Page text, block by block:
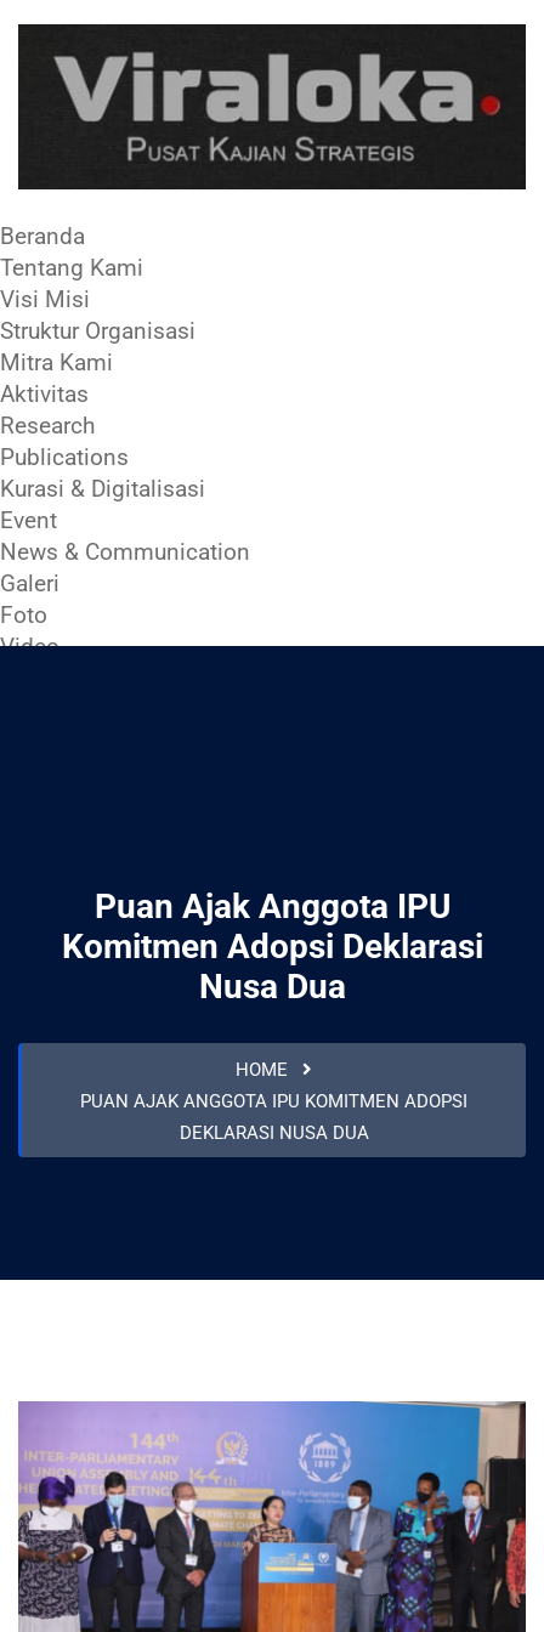
Beranda
Tentang Kami
Visi Misi
Struktur Organisasi
Mitra Kami
Aktivitas
Research
Publications
Kurasi & Digitalisasi
Event
News & Communication
Galeri
Foto
Video
Puan Ajak Anggota IPU
Komitmen Adopsi Deklarasi
Nusa Dua
HOME
PUAN AJAK ANGGOTA IPU KOMITMEN ADOPSI
DEKLARASI NUSA DUA